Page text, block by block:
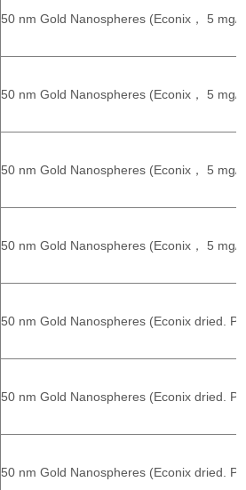
50 nm Gold Nanospheres (Econix， 5 mg/
50 nm Gold Nanospheres (Econix， 5 mg/
50 nm Gold Nanospheres (Econix， 5 mg/
50 nm Gold Nanospheres (Econix， 5 mg/
50 nm Gold Nanospheres (Econix dried.
50 nm Gold Nanospheres (Econix dried.
50 nm Gold Nanospheres (Econix dried.